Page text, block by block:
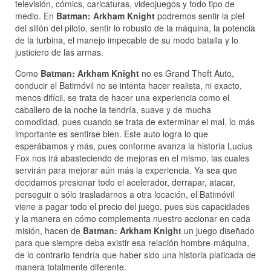
televisión, cómics, caricaturas, videojuegos y todo tipo de
medio. En Batman: Arkham Knight podremos sentir la piel
del sillón del piloto, sentir lo robusto de la máquina, la potencia
de la turbina, el manejo impecable de su modo batalla y lo
justiciero de las armas.
Como Batman: Arkham Knight no es Grand Theft Auto,
conducir el Batimóvil no se intenta hacer realista, ni exacto,
menos difícil, se trata de hacer una experiencia como el
caballero de la noche la tendría, suave y de mucha
comodidad, pues cuando se trata de exterminar el mal, lo más
importante es sentirse bien. Este auto logra lo que
esperábamos y más, pues conforme avanza la historia Lucius
Fox nos irá abasteciendo de mejoras en el mismo, las cuales
servirán para mejorar aún más la experiencia. Ya sea que
decidamos presionar todo el acelerador, derrapar, atacar,
perseguir o sólo trasladarnos a otra locación, el Batimóvil
viene a pagar todo el precio del juego, pues sus capacidades
y la manera en cómo complementa nuestro accionar en cada
misión, hacen de Batman: Arkham Knight un juego diseñado
para que siempre deba existir esa relación hombre-máquina,
de lo contrario tendría que haber sido una historia platicada de
manera totalmente diferente.